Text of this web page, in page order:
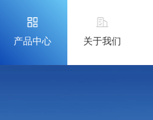
产品中心 关于我们